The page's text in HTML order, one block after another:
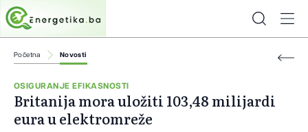
Početna Novosti
OSIGURANJE EFIKASNOSTI
Britanija mora uložiti 103,48 milijardi
eura u elektromreže